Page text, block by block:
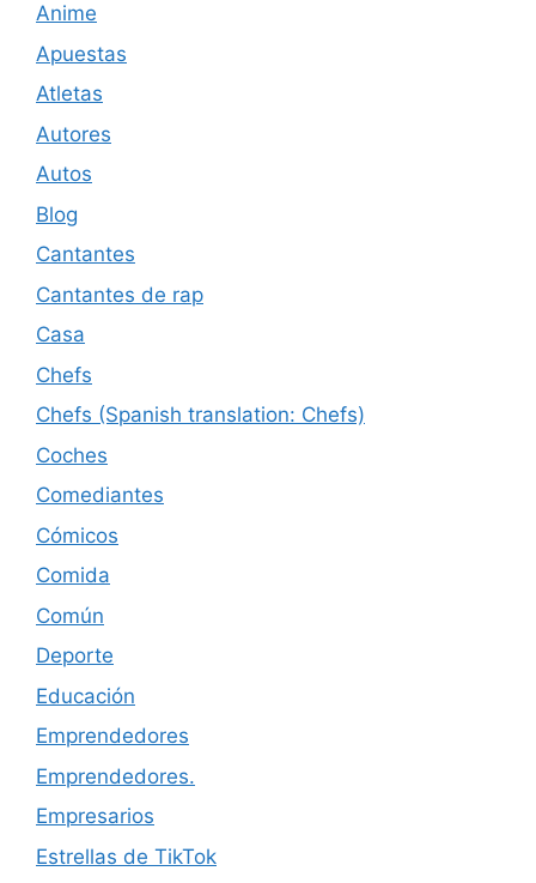
Anime
Apuestas
Atletas
Autores
Autos
Blog
Cantantes
Cantantes de rap
Casa
Chefs
Chefs (Spanish translation: Chefs)
Coches
Comediantes
Cómicos
Comida
Común
Deporte
Educación
Emprendedores
Emprendedores.
Empresarios
Estrellas de TikTok